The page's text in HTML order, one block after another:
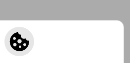
recibir ofertas y